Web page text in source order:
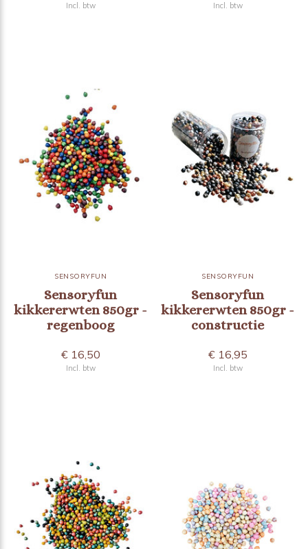
Incl. btw Incl. btw
SENSORYFUN
Sensoryfun
kikkererwten 850gr -
regenboog
€ 16,50
Incl. btw
SENSORYFUN
Sensoryfun
kikkererwten 850gr -
constructie
€ 16,95
Incl. btw